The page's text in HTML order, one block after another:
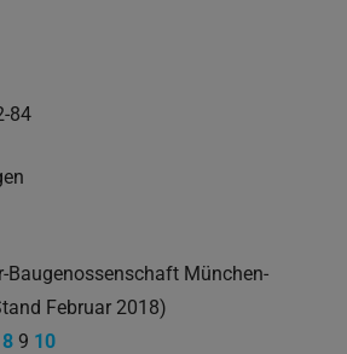
84
Baugenossenschaft München-
Februar 2018)
8 9 10